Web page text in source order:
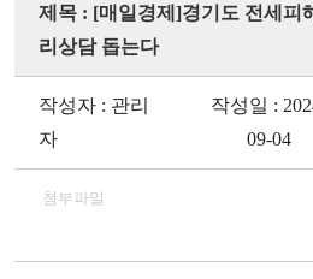
제목 : [매일경제]경기도 전세피
리상담 돕는다
작성자 : 관리
자
작성일 :
09-04
첨부파일